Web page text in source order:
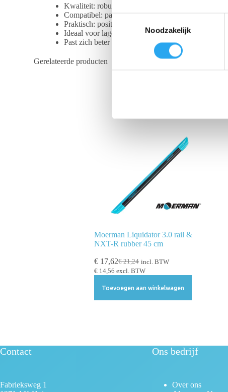
T
i
c
i
e
Noodzakelijk
Kwaliteit: robuust roestvrij staal.
Compatibel: past op ErgoTec-, S- en Pro-wisser.
Praktisch: positie variabel, makkelijk wisselen van
Ideaal voor lagere temperaturen
Past zich beter aan oneffen oppervlakken aan
Gerelateerde producten
Moerman Liquidator 3.0 rail &
NXT-R rubber 45 cm
€21,24
€ 17,62
incl. BTW
€ 14,56 excl. BTW
Toevoegen aan winkelwagen
Contact
Fabrieksweg 1
Ons bedrijf
Over ons